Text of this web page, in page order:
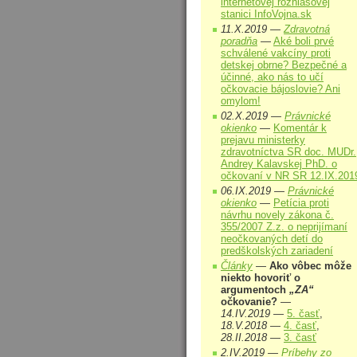
stanici InfoVojna.sk
11.X.2019 —Zdravotná
poradňa — Aké boli prvé
schválené vakcíny proti
detskej obrne? Bezpečné a
účinné, ako nás to učí
očkovacie bájoslovie? Ani
omylom!
02.X.2019 — Právnické
okienko — Komentár k
prejavu ministerky
zdravotníctva SR doc. MUDr.
Andrey Kalavskej PhD. o
očkovaní v NR SR
06.IX.2019 — Právnické
okienko — Petícia proti
návrhu novely zákona č.
355/2007 Z.z. o neprijímaní
neočkovaných detí do
predškolských zariadení
Články — Ako vôbec môže
niekto hovoriť o
argumentoch „ZA“
očkovanie? —
14.IV.2019 — 5. časť,
18.V.2018 — 4. časť,
28.II.2018 — 3. časť
2.IV.2019 — Príbehy zo